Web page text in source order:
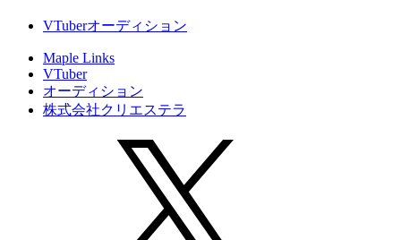
VTuberオーディション
Maple Links
VTuber
オーディション
株式会社クリエステラ